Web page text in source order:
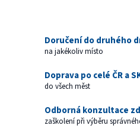
Doručení do druhého
na jakékoliv místo
Doprava po celé ČR a
do všech měst
Odborná konzultace
zaškolení při výběru